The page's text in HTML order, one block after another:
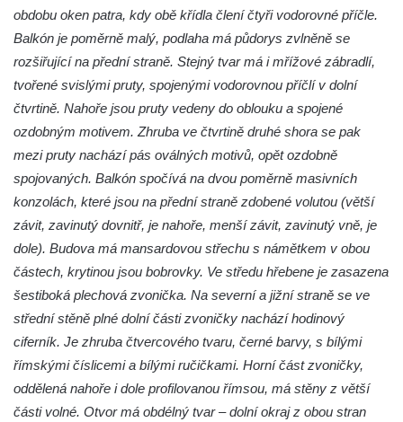
obdobu oken patra, kdy obě křídla člení čtyři vodorovné příčle.
Balkón je poměrně malý, podlaha má půdorys zvlněně se
rozšiřující na přední straně. Stejný tvar má i mřížové zábradlí,
tvořené svislými pruty, spojenými vodorovnou příčlí v dolní
čtvrtině. Nahoře jsou pruty vedeny do oblouku a spojené
ozdobným motivem. Zhruba ve čtvrtině druhé shora se pak
mezi pruty nachází pás oválných motivů, opět ozdobně
spojovaných. Balkón spočívá na dvou poměrně masivních
konzolách, které jsou na přední straně zdobené volutou (větší
závit, zavinutý dovnitř, je nahoře, menší závit, zavinutý vně, je
dole). Budova má mansardovou střechu s námětkem v obou
částech, krytinou jsou bobrovky. Ve středu hřebene je zasazena
šestiboká plechová zvonička. Na severní a jižní straně se ve
střední stěně plné dolní části zvoničky nachází hodinový
ciferník. Je zhruba čtvercového tvaru, černé barvy, s bílými
římskými číslicemi a bílými ručičkami. Horní část zvoničky,
oddělená nahoře i dole profilovanou římsou, má stěny z větší
části volné. Otvor má obdélný tvar – dolní okraj z obou stran